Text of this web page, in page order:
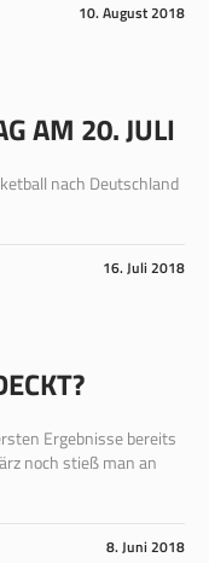
10. August 2018
AM 20. JULI
nach Deutschland
16. Juli 2018
Ergebnisse bereits
noch stieß man an
8. Juni 2018